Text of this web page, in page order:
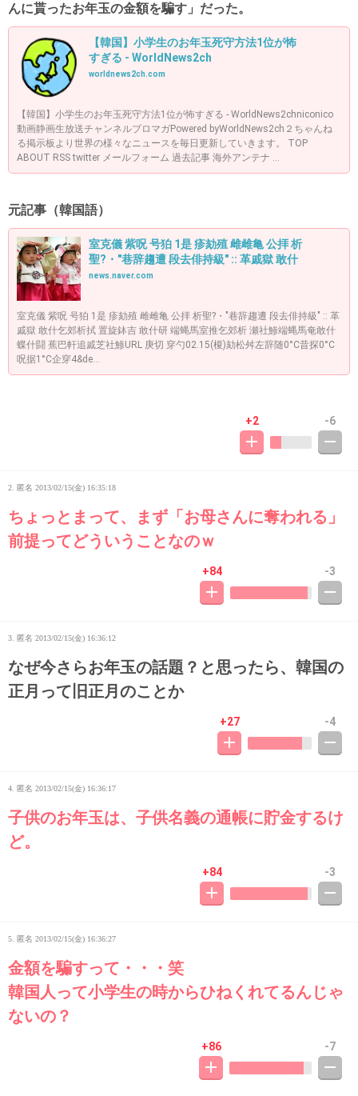
んに貰ったお年玉の金額を騙す」だった。
【韓国】小学生のお年玉死守方法1位が怖
すぎる - WorldNews2ch
worldnews2ch.com
【韓国】小学生のお年玉死守方法1位が怖すぎる - WorldNews2chniconico
動画静画生放送チャンネルブロマガPowered byWorldNews2ch２ちゃんね
る掲示板より世界の様々なニュースを毎日更新していきます。 TOP
ABOUT RSS twitter メールフォーム 過去記事 海外アンテナ ...
元記事（韓国語）
室克儀 紫呪 号狛 1是 疹劾殖 雌雌亀 公拝 析
聖?・"巷辞趨遭 段去俳持級" :: 革戚獄 敢什
news.naver.com
室克儀 紫呪 号狛 1是 疹劾殖 雌雌亀 公拝 析聖?・"巷辞趨遭 段去俳持級" :: 革
戚獄 敢什乞郊析拭 置旋鉢吉 敢什研 端蝿馬室推乞郊析 瀬社鯵端蝿馬奄敢什
蝶什闘 蕉巴軒追戚芝社鯵URL 庚切 穿勺02.15(榎)劾松舛左辞随0°C昔探0°C
呪据1°C企穿4&de...
+2 -6
2. 匿名 2013/02/15(金) 16:35:18
ちょっとまって、まず「お母さんに奪われる」
前提ってどういうことなのｗ
+84 -3
3. 匿名 2013/02/15(金) 16:36:12
なぜ今さらお年玉の話題？と思ったら、韓国の
正月って旧正月のことか
+27 -4
4. 匿名 2013/02/15(金) 16:36:17
子供のお年玉は、子供名義の通帳に貯金するけ
ど。
+84 -3
5. 匿名 2013/02/15(金) 16:36:27
金額を騙すって・・・笑
韓国人って小学生の時からひねくれてるんじゃ
ないの？
+86 -7